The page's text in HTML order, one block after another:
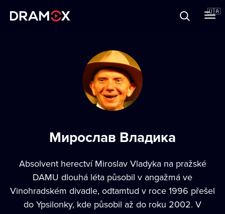
🇺🇦
Зареєструватися
Мирослав Владика
Absolvent herectví Miroslav Vladyka na pražské
DAMU dlouhá léta působil v angažmá ve
Vinohradském divadle, odtamtud v roce 1996 přešel
do Ypsilonky, kde působil až do roku 2002. V